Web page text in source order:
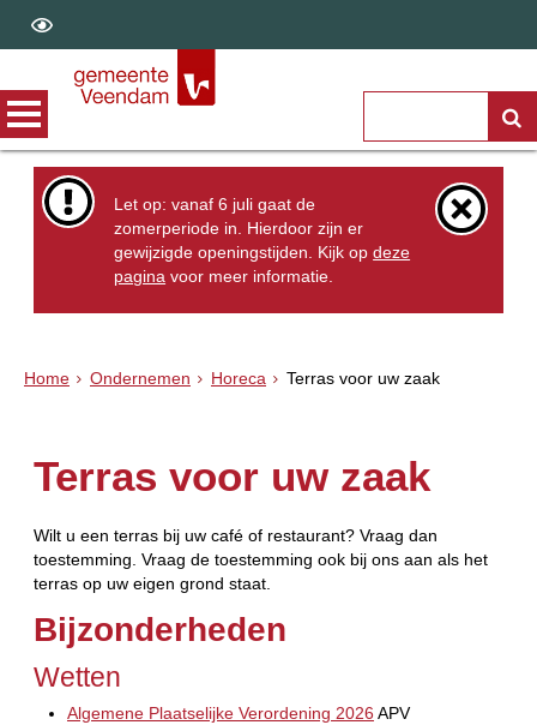
Let op: vanaf 6 juli gaat de
zomerperiode in. Hierdoor zijn er
gewijzigde openingstijden. Kijk opdeze
pagina voor meer informatie.
Home Ondernemen Horeca Terras voor uw zaak
Terras voor uw zaak
Wilt u een terras bij uw café of restaurant? Vraag dan
toestemming. Vraag de toestemming ook bij ons aan als het
terras op uw eigen grond staat.
Bijzonderheden
Wetten
Algemene Plaatselijke Verordening 2026 APV